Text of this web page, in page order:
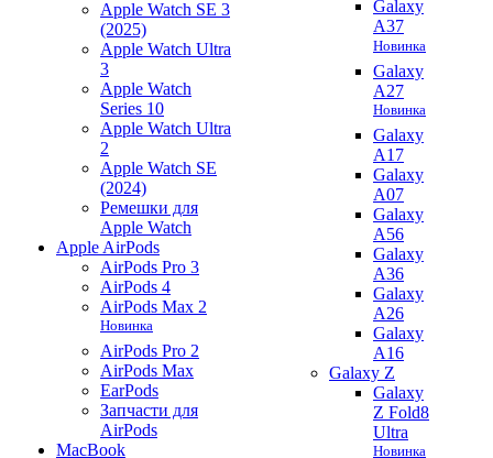
Apple Watch SE 3
(2025)
Apple Watch Ultra
3
Apple Watch
Series 10
Apple Watch Ultra
2
Apple Watch SE
(2024)
Ремешки для
Apple Watch
Apple AirPods
AirPods Pro 3
AirPods 4
AirPods Max 2
Новинка
AirPods Pro 2
AirPods Max
EarPods
Запчасти для
AirPods
MacBook
Galaxy
A37
Новинка
Galaxy
A27
Новинка
Galaxy
A17
Galaxy
A07
Galaxy
A56
Galaxy
A36
Galaxy
A26
Galaxy
A16
Galaxy Z
Galaxy
Z Fold8
Ultra
Новинка